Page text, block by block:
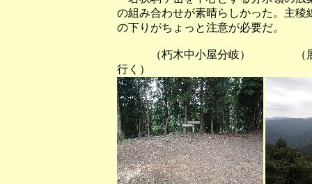
の組み合わせが素晴らしかった。主
の下りがちょっと注意が必要だ。
（朽木中小屋分岐） （展望
行く）